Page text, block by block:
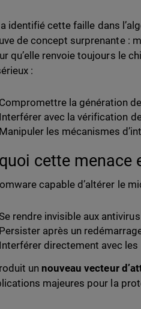
identifié cette faille dans
de concept surprenante :
qu’elle renvoie toujours le
:
Compromettre la génération
Interférer avec la vérification
Manipuler les mécanismes
cette menace
capable d’altérer le
rendre invisible aux
Persister après un
Interférer directement avec
un nouveau vecteur
majeures pour la